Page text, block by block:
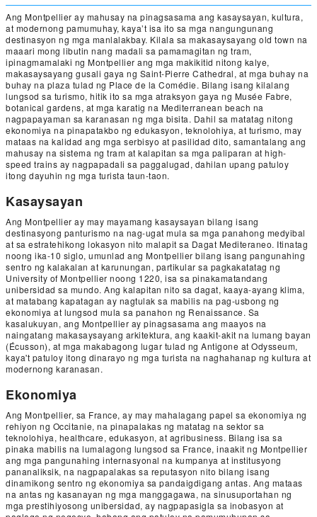
Ang Montpellier ay mahusay na pinagsasama ang kasaysayan, kultura,
at modernong pamumuhay, kaya’t isa ito sa mga nangungunang
destinasyon ng mga manlalakbay. Kilala sa makasaysayang old town na
maaari mong libutin nang madali sa pamamagitan ng tram,
ipinagmamalaki ng Montpellier ang mga makikitid nitong kalye,
makasaysayang gusali gaya ng Saint-Pierre Cathedral, at mga buhay na
buhay na plaza tulad ng Place de la Comédie. Bilang isang kilalang
lungsod sa turismo, hitik ito sa mga atraksyon gaya ng Musée Fabre,
botanical gardens, at mga karatig na Mediterranean beach na
nagpapayaman sa karanasan ng mga bisita. Dahil sa matatag nitong
ekonomiya na pinapatakbo ng edukasyon, teknolohiya, at turismo, may
mataas na kalidad ang mga serbisyo at pasilidad dito, samantalang ang
mahusay na sistema ng tram at kalapitan sa mga paliparan at high-
speed trains ay nagpapadali sa paggalugad, dahilan upang patuloy
itong dayuhin ng mga turista taun-taon.
Kasaysayan
Ang Montpellier ay may mayamang kasaysayan bilang isang
destinasyong panturismo na nag-ugat mula sa mga panahong medyibal
at sa estratehikong lokasyon nito malapit sa Dagat Mediteraneo. Itinatag
noong ika-10 siglo, umunlad ang Montpellier bilang isang pangunahing
sentro ng kalakalan at karunungan, partikular sa pagkakatatag ng
University of Montpellier noong 1220, isa sa pinakamatandang
unibersidad sa mundo. Ang kalapitan nito sa dagat, kaaya-ayang klima,
at matabang kapatagan ay nagtulak sa mabilis na pag-usbong ng
ekonomiya at lungsod mula sa panahon ng Renaissance. Sa
kasalukuyan, ang Montpellier ay pinagsasama ang maayos na
naingatang makasaysayang arkitektura, ang kaakit-akit na lumang bayan
(Écusson), at mga makabagong lugar tulad ng Antigone at Odysseum,
kaya't patuloy itong dinarayo ng mga turista na naghahanap ng kultura at
modernong karanasan.
Ekonomiya
Ang Montpellier, sa France, ay may mahalagang papel sa ekonomiya ng
rehiyon ng Occitanie, na pinapalakas ng matatag na sektor sa
teknolohiya, healthcare, edukasyon, at agribusiness. Bilang isa sa
pinaka mabilis na lumalagong lungsod sa France, inaakit ng Montpellier
ang mga pangunahing internasyonal na kumpanya at institusyong
pananaliksik, na nagpapalakas sa reputasyon nito bilang isang
dinamikong sentro ng ekonomiya sa pandaigdigang antas. Ang mataas
na antas ng kasanayan ng mga manggagawa, na sinusuportahan ng
mga prestihiyosong unibersidad, ay nagpapasigla sa inobasyon at